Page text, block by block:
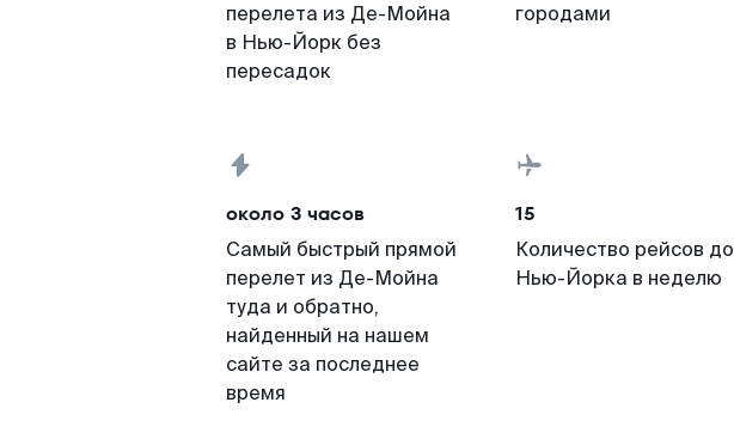
перелета из Де-Мойна
в Нью-Йорк без
пересадок
городами
около 3 часов
Самый быстрый прямой
перелет из Де-Мойна
туда и обратно,
найденный на нашем
сайте за последнее
время
15
Количество рейсов до
Нью-Йорка в неделю